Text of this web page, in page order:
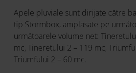
Apele pluviale sunt dirijate către
tip Stormbox, amplasate pe
următoarele volume net:
mc, Tineretului 2 – 119 mc,
Triumfului 2 – 60 mc.